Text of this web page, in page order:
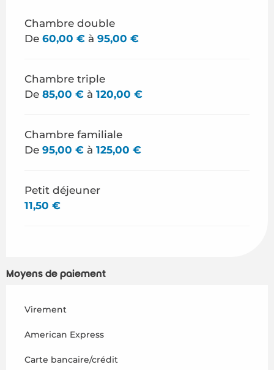
Tarifs 2026
Chambre double
De 60,00 € à 95,00 €
Chambre triple
De 85,00 € à 120,00 €
Chambre familiale
De 95,00 € à 125,00 €
Petit déjeuner
11,50 €
Moyens de paiement
Virement
American Express
Carte bancaire/crédit